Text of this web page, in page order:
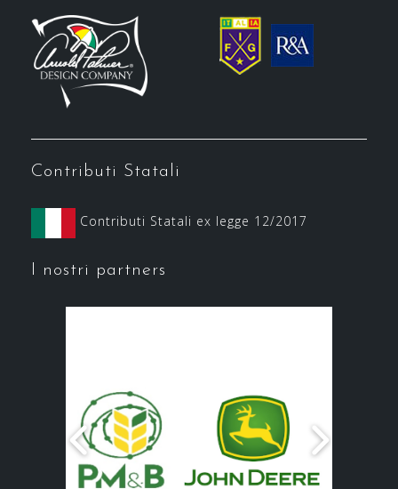
Contributi Statali
Contributi Statali ex legge 12/2017
I nostri partners